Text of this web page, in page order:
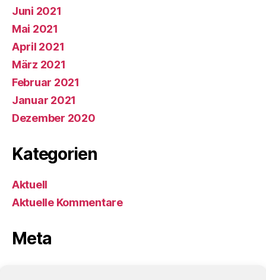
Juni 2021
Mai 2021
April 2021
März 2021
Februar 2021
Januar 2021
Dezember 2020
Kategorien
Aktuell
Aktuelle Kommentare
Meta